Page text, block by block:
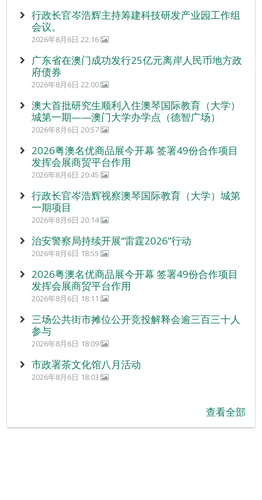
行政长官岑浩辉主持筹建科技研发产业园工作组
会议。
2026年8月6日 22:16
广东省在澳门成功发行25亿元离岸人民币地方政
府债券
2026年8月6日 22:00
澳大首批研究生顺利入住澳琴国际教育（大学）
城第一期——澳门大学办学点（德智广场）
2026年8月6日 20:57
2026粤澳名优商品展今开幕 签署49份合作项目
发挥会展商贸平台作用
2026年8月6日 20:45
行政长官岑浩辉视察澳琴国际教育（大学）城第
一期项目
2026年8月6日 20:14
治安警察局持续开展“雷霆2026”行动
2026年8月6日 18:55
2026粤澳名优商品展今开幕 签署49份合作项目
发挥会展商贸平台作用
2026年8月6日 18:11
三场公共街市摊位公开竞投解释会逾三百三十人
参与
2026年8月6日 18:09
市政署茶文化馆八月活动
2026年8月6日 18:03
查看全部